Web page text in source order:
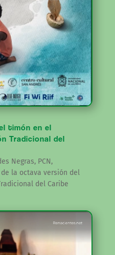
timón en el
Tradicional del
Negras, PCN,
la octava versión del
del Caribe